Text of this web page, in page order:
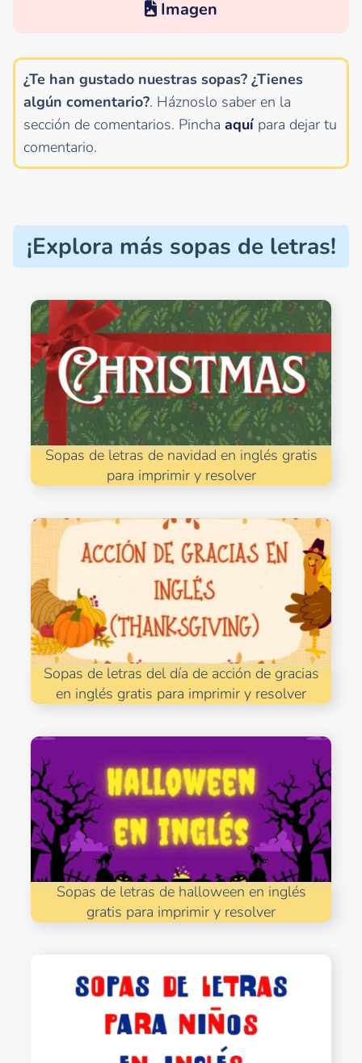
Imagen
¿Te han gustado nuestras sopas? ¿Tienes
algún comentario?. Háznoslo saber en la
sección de comentarios. Pincha aquí para dejar tu
comentario.
¡Explora más sopas de letras!
Sopas de letras de navidad en inglés gratis
para imprimir y resolver
Sopas de letras del día de acción de gracias
en inglés gratis para imprimir y resolver
Sopas de letras de halloween en inglés
gratis para imprimir y resolver